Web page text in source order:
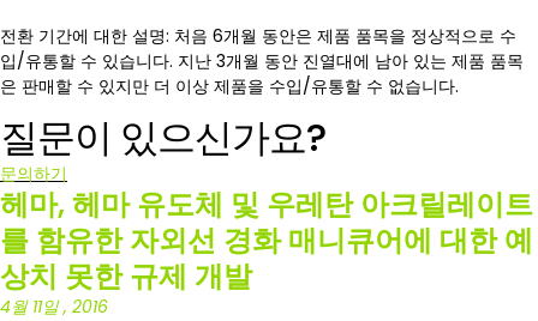
전환 기간에 대한 설명: 처음 6개월 동안은 제품 품목을 정상적으로 수
입/유통할 수 있습니다. 지난 3개월 동안 진열대에 남아 있는 제품 품목
은 판매할 수 있지만 더 이상 제품을 수입/유통할 수 없습니다.
질문이 있으신가요?
문의하기
헤마, 헤마 유도체 및 우레탄 아크릴레이트
를 함유한 자외선 경화 매니큐어에 대한 예
상치 못한 규제 개발
4월 11일 , 2016